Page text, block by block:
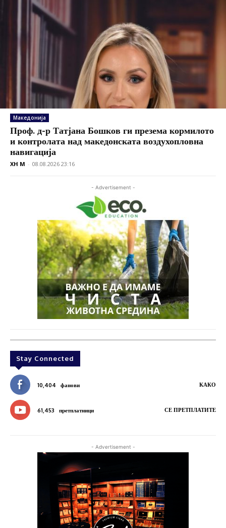
Македонија
Проф. д-р Татјана Бошков ги презема кормилото
и контролата над македонската воздухопловна
навигација
XH M - 08.08.2026 23:16
- Advertisement -
Stay Connected
10,404 фанови КАКО
61,453 претплатници СЕ ПРЕТПЛАТИТЕ
- Advertisement -